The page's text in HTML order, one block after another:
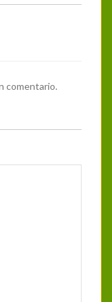
comentario.